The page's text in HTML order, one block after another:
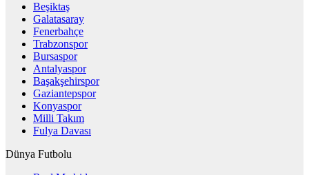
Beşiktaş
Galatasaray
Fenerbahçe
Trabzonspor
Bursaspor
Antalyaspor
Başakşehirspor
Gaziantepspor
Konyaspor
Milli Takım
Fulya Davası
Dünya Futbolu